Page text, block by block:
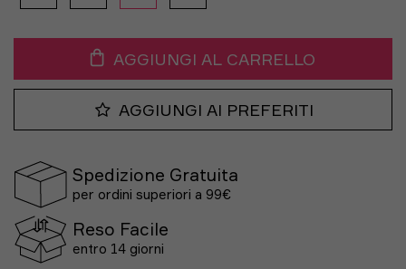
AGGIUNGI AL CARRELLO
AGGIUNGI AI PREFERITI
Spedizione Gratuita
per ordini superiori a 99€
Reso Facile
entro 14 giorni